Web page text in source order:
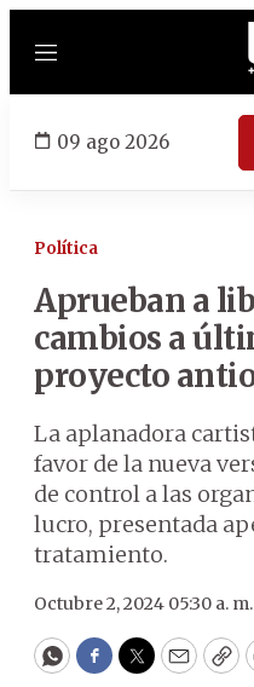
Menú
09 ago 2026
Política
Aprueban a
cambios a
proyecto
La aplanadora
favor de la nueva
de control a las
lucro, presentada
tratamiento.
Octubre 2, 2024 05:30 a. m.
WhatsApp
Facebook
Twitter
Email